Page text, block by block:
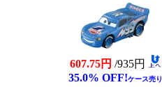
607.75円 /935円
35.0% OFF!ケース売り